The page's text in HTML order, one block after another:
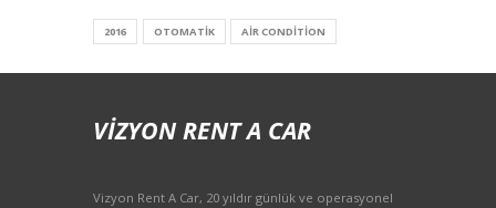
2016 OTOMATIK AIR CONDITION
VIZYON RENT A CAR
Vizyon Rent A Car, 20 yıldır günlük ve operasyonel